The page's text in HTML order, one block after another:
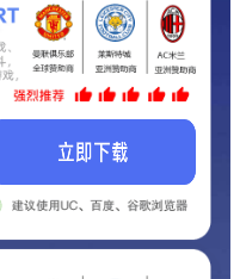
线啦...
建设.
网站.